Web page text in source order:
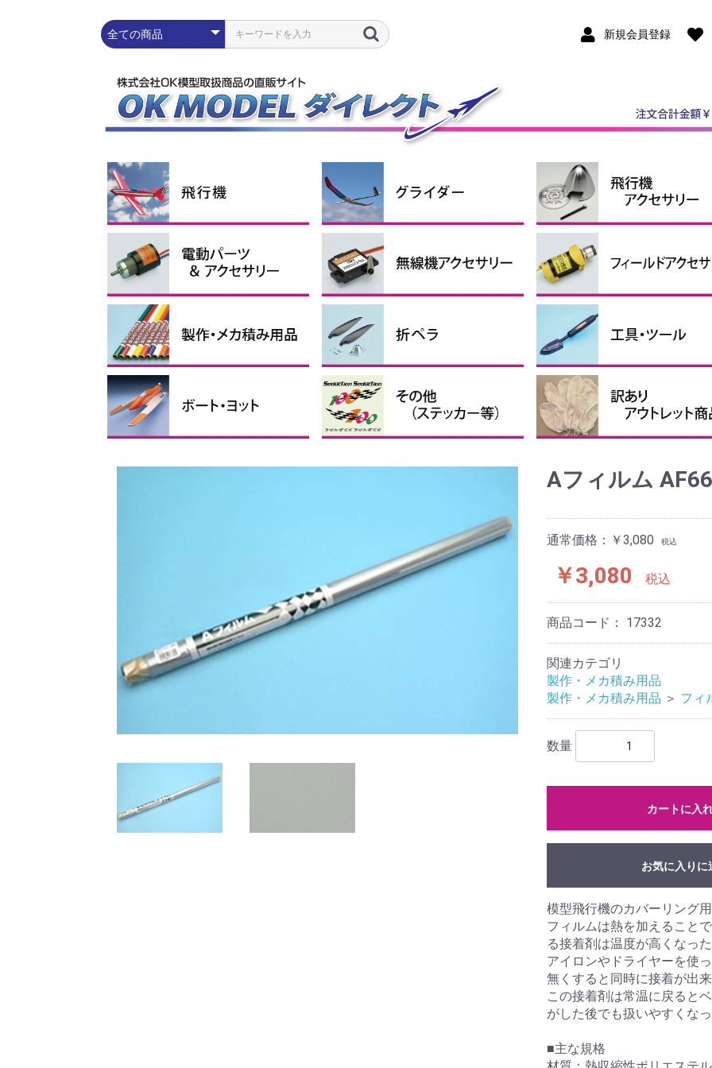
新規会員登録
練習機
スポーツ機
スケール機
その他 ラダー機
エルロン機
スケール機
グライダーアクセサリー
コンポジットグライダー
PnP・RTFグライダー スピンナー
エンジン関連用品
引込脚
固定脚＆尾輪
ホイルパンツ
ホイルストッパー
タイヤ
燃料タンク
エンジンマウント
給油関係小物
その他
配線パーツ
コネクタ・シュリンクチュー
ブ
シリコンコード
充放電器・リポメーター
モーター プロペラアダプター
インナーローターブラシレス
モーター
ブラシモーター・ギアボック
ス
アウターローターブラシレス
モーター
アポロモーター
ブラシレスモータースペアパ
ーツ
電動用モーターマウント
スピードコントローラー
Lipoバッテリー 1セル
2セル
3セル
4セル
電動ダクテッドファン
イーパック サーボ＆関連パーツ サーボギア・サーボホーン
サーボアクセサリー
コネクター（サーボ関連）
延長コード
電圧レギュレーター
受信機アクセサリー プラグヒート用品
スターター
燃料ポンプ
フィルム
リンケージパーツ
テープ、ビス・ナット、スポ
ンジ
接着剤・ケミカル製品 瞬間接着剤・補助剤
その他の接着剤
マイクロバルーン、パテなど
バルサ・ベニヤ
カーボン素材 スピンナーハブセット
折ペラ用ハブ
折ペラ用スピンナー
折ペラ用ブレード
Aフィルム
通常価格：￥3,080 税込
￥3,080 税込
商品コード： 17332
関連カテゴリ
製作・メカ積み用品
製作・メカ積み用品 ＞ フィ
数量
カートに入
お気に入りに
模型飛行機のカバーリング
フィルムは熱を加えること
る接着剤は温度が高くなっ
アイロンやドライヤーを使
無くすると同時に接着が出来
この接着剤は常温に戻ると
がした後でも扱いやすくなっ
■主な規格